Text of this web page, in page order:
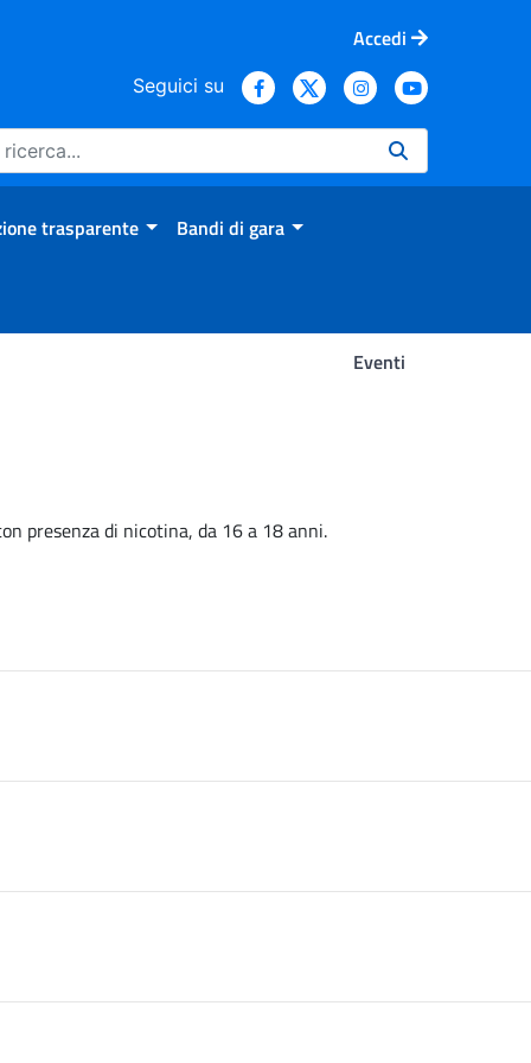
Accedi
Seguici su
trasparente Bandi di gara
Eventi
presenza di nicotina, da 16 a 18 anni.